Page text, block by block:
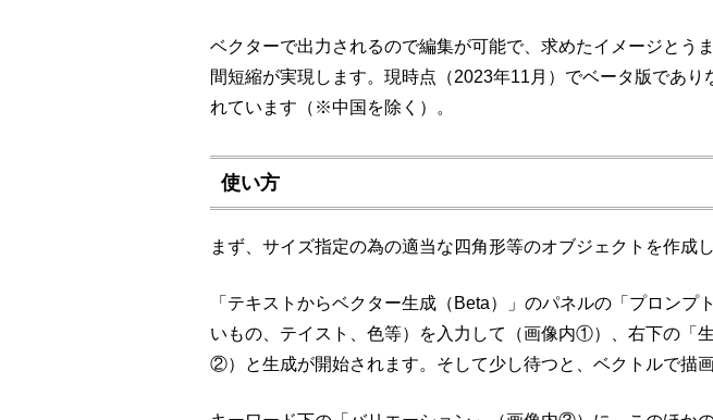
ベクターで出力されるので編集が可能で、求めたイメージとう
間短縮が実現します。現時点（2023年11月）でベータ版であり
れています（※中国を除く）。
使い方
まず、サイズ指定の為の適当な四角形等のオブジェクトを作成
「テキストからベクター生成（ Beta）」のパネルの「プロンプ
いもの、テイスト、色等）を入力して（画像内①）、右下の「
②）と生成が開始されます。そして少し待つと、ベクトルで描画